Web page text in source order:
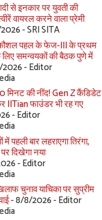
से इनकार पर युवती की
वायरल करने वाला प्रेमी
- SRI SITA
पहल के फेज-III के प्रथम
लिए समन्वयकों की बैठक पुणे में
- Editor
मिनट की नींद! Gen Z कैंडिडेट
IITian फाउंडर भी रह गए
- Editor
पहली बार लहराएगा तिरंगा,
दिखेगा नया
- Editor
चुनाव याचिका पर सुप्रीम
- 8/8/2026- Editor